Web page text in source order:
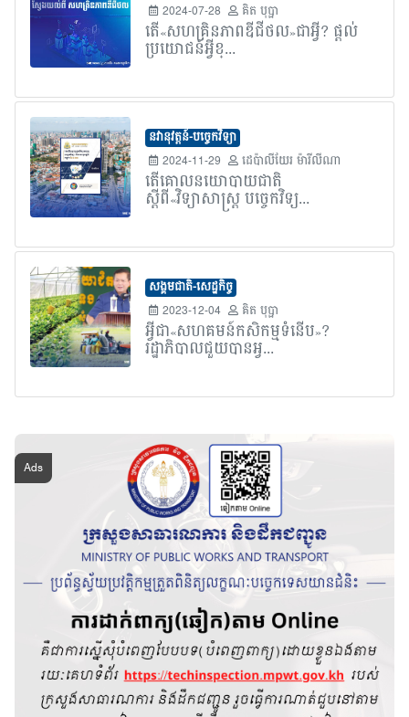
2024-07-28
គិត បុប្ផា
តើ«សហគ្រិនភាពឌីជីថល»ជាអ្វី? ផ្តល់
ប្រយោជន៍អ្វីខ្...
នវានុវត្តន៍-បច្ចេកវិទ្យា
2024-11-29
ដេប៉ាលីយែរ ម៉ារីលីណា
តើគោលនយោបាយជាតិ
ស្តីពី«វិទ្យាសាស្ត្រ បច្ចេកវិទ្យ...
សង្គមជាតិ-សេដ្ឋកិច្ច
2023-12-04
គិត បុប្ផា
អ្វីជា«សហគមន៍កសិកម្មទំនើប»?
រដ្ឋាភិបាលជួយបានអ្វ...